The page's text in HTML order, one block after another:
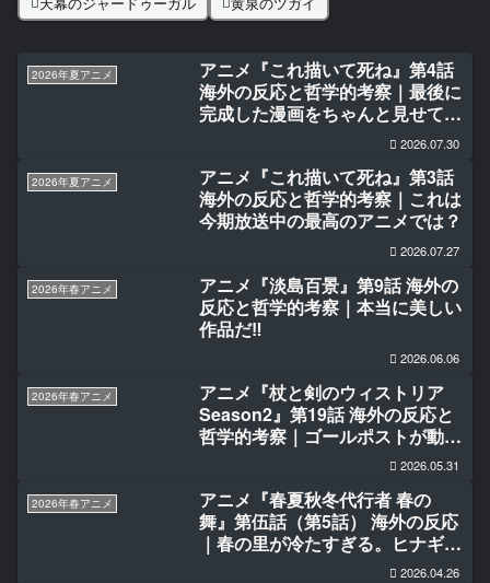
2026年夏アニメ
アニメ『これ描いて死ね』第4話
海外の反応と哲学的考察｜最後に
完成した漫画をちゃんと見せてく
2026.07.30
2026年夏アニメ
アニメ『これ描いて死ね』第3話
海外の反応と哲学的考察｜これは
今期放送中の最高のアニメでは？
2026.07.27
2026年春アニメ
アニメ『淡島百景』第9話 海外の
反応と哲学的考察｜本当に美しい
作品だ‼
2026.06.06
2026年春アニメ
アニメ『杖と剣のウィストリア
Season2』第19話 海外の反応と
哲学的考察｜ゴールポストが動き
続けるアニメ。ウンザリだ。2026.05.31
2026年春アニメ
アニメ『春夏秋冬代行者 春の
舞』第伍話（第5話） 海外の反応
｜春の里が冷たすぎる。ヒナギク
2026.04.26